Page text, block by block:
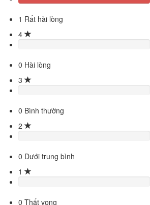
1 Rất hài lòng
4
0 Hài lòng
3
0 Bình thường
2
0 Dưới trung bình
1
0 Thất vọng